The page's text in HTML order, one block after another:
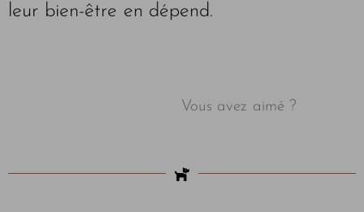
leur bien-être en dépend.
Vous avez aimé ?